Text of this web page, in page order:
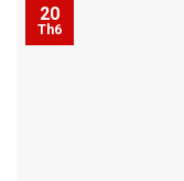
20
Th6